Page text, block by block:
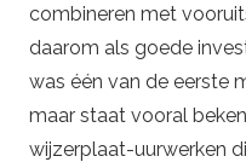
combineren met
daarom als goede
was één van de eerste
maar staat vooral
wijzerplaat-uurwerken